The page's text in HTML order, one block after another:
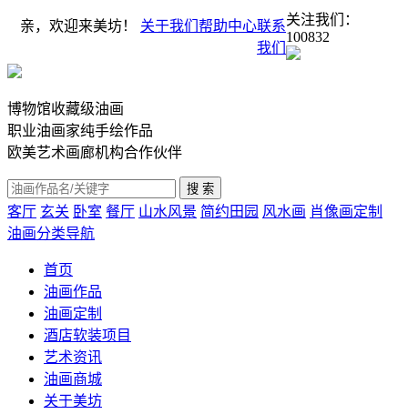
亲，欢迎来美坊！ 关于我们 帮助中心联系
我们
关注我们：
100832
博物馆收藏级油画
职业油画家纯手绘作品
欧美艺术画廊机构合作伙伴
客厅 玄关 卧室 餐厅 山水风景 简约田园 风水画 肖像画定制
油画分类导航
首页
油画作品
油画定制
酒店软装项目
艺术资讯
油画商城
关于美坊